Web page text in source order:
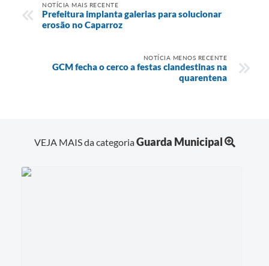
NOTÍCIA MAIS RECENTE
Prefeitura implanta galerias para solucionar
erosão no Caparroz
NOTÍCIA MENOS RECENTE
GCM fecha o cerco a festas clandestinas na
quarentena
VEJA MAIS da categoriaGuarda Municipal